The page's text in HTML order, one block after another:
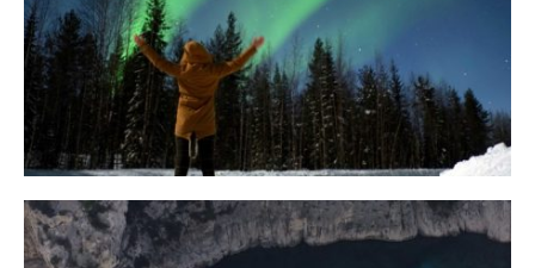
10 Tipps für eine erfolgreiche Jagd
auf Nordlichter
31. JANUAR 2018